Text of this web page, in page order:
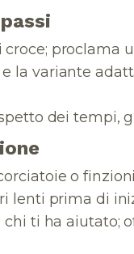
croce; proclama
e la variante
dei tempi,
o
lenti prima di
chi ti ha aiutato;